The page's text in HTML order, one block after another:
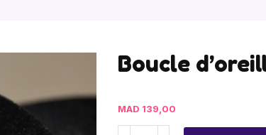
Boucle
MAD 139,00